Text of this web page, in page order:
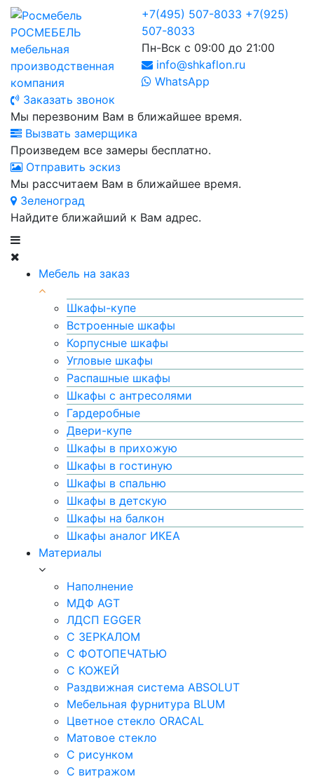
РОСМЕБЕЛЬ
мебельная
производственная
компания
+7(495) 507-8033 +7(925)
507-8033
Пн-Вск с 09:00 до 21:00
info@shkaflon.ru
WhatsApp
Заказать звонок
Мы перезвоним Вам в ближайшее время.
Вызвать замерщика
Произведем все замеры бесплатно.
Отправить эскиз
Мы рассчитаем Вам в ближайшее время.
Зеленоград
Найдите ближайший к Вам адрес.
Мебель на заказ
Шкафы-купе
Встроенные шкафы
Корпусные шкафы
Угловые шкафы
Распашные шкафы
Шкафы с антресолями
Гардеробные
Двери-купе
Шкафы в прихожую
Шкафы в гостиную
Шкафы в спальню
Шкафы в детскую
Шкафы на балкон
Шкафы аналог ИКЕА
Материалы
Наполнение
МДФ AGT
ЛДСП EGGER
С ЗЕРКАЛОМ
С ФОТОПЕЧАТЬЮ
С КОЖЕЙ
Раздвижная система ABSOLUT
Мебельная фурнитура BLUM
Цветное стекло ORACAL
Матовое стекло
C рисунком
C витражом